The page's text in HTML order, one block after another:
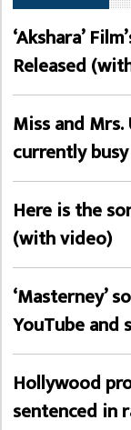
‘Akshara’
Released
Miss and
currently
Here is the
(with video)
‘Masterney’
YouTube and
Hollywood
sentenced in